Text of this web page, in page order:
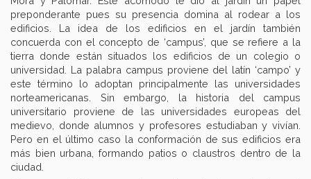
preponderante pues su presencia domina al rodear a los
edificios. La idea de los edificios en el jardín también
concuerda con el concepto de ‘campus’, que se refiere a la
tierra donde están situados los edificios de un colegio o
universidad. La palabra campus proviene del latín ‘campo’ y
este término lo adoptan principalmente las universidades
norteamericanas. Sin embargo, la historia del campus
universitario proviene de las universidades europeas del
medievo, donde alumnos y profesores estudiaban y vivían.
Pero en el último caso la conformación de sus edificios era
más bien urbana, formando patios o claustros dentro de la
ciudad.